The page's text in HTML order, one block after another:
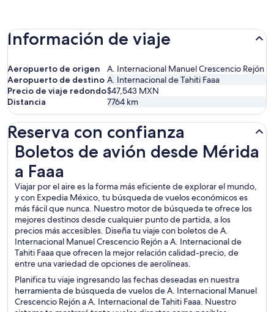
Información de viaje
Aeropuerto de origen
A. Internacional Manuel Crescencio Rejón
Aeropuerto de destino A. Internacional de Tahiti Faaa
Precio de viaje redondo$47,543 MXN
Distancia
7764 km
Reserva con confianza
Boletos de avión desde Mérida
a Faaa
Viajar por el aire es la forma más eficiente de explorar el mundo,
y con Expedia México, tu búsqueda de vuelos económicos es
más fácil que nunca. Nuestro motor de búsqueda te ofrece los
mejores destinos desde cualquier punto de partida, a los
precios más accesibles. Diseña tu viaje con boletos de A.
Internacional Manuel Crescencio Rejón a A. Internacional de
Tahiti Faaa que ofrecen la mejor relación calidad-precio, de
entre una variedad de opciones de aerolíneas.
Planifica tu viaje ingresando las fechas deseadas en nuestra
herramienta de búsqueda de vuelos de A. Internacional Manuel
Crescencio Rejón a A. Internacional de Tahiti Faaa. Nuestro
Boletos de avión desde Mérida a Faaa